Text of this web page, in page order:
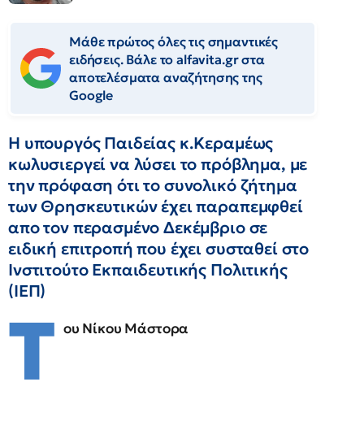
Μάθε πρώτος όλες τις σημαντικές
ειδήσεις. Βάλε το alfavita.gr στα
αποτελέσματα αναζήτησης της
Google
Η υπουργός Παιδείας κ.Κεραμέως
κωλυσιεργεί να λύσει το πρόβλημα, με
την πρόφαση ότι το συνολικό ζήτημα
των Θρησκευτικών έχει παραπεμφθεί
απο τον περασμένο Δεκέμβριο σε
ειδική επιτροπή που έχει συσταθεί στο
Ινστιτούτο Εκπαιδευτικής Πολιτικής
(ΙΕΠ)
Τ ου Νίκου Μάστορα